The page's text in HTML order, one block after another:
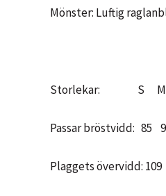
Mönster: Luftig
Storlekar: S
Passar bröstvidd: 85
Plaggets övervidd: 109